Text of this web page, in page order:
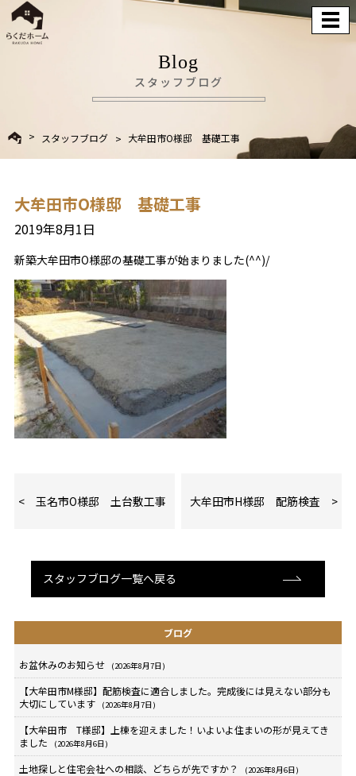
Blog
スタッフブログ
スタッフブログ 大牟田市O様邸 基礎工事
大牟田市O様邸 基礎工事
2019年8月1日
新築大牟田市O様邸の基礎工事が始まりました(^^)/
玉名市O様邸 土台敷工事 大牟田市H様邸 配筋検査
スタッフブログ一覧へ戻る
ブログ
お盆休みのお知らせ (2026年8月7日)
【大牟田市M様邸】配筋検査に適合しました。完成後には見えない部分も
大切にしています
(2026年8月7日)
【大牟田市 T様邸】上棟を迎えました！いよいよ住まいの形が見えてき
ました
(2026年8月6日)
土地探しと住宅会社への相談、どちらが先ですか？ (2026年8月6日)